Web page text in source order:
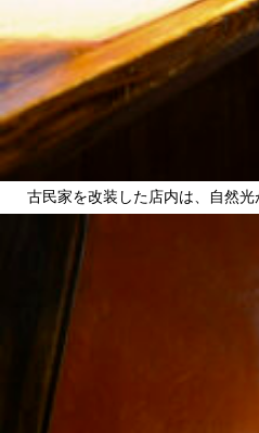
古民家を改装した店内は、自然光